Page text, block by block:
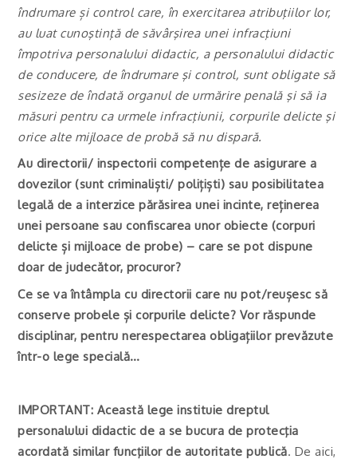
îndrumare și control care, în exercitarea atribuţiilor lor,
au luat cunoştinţă de săvârşirea unei infracţiuni
împotriva personalului didactic, a personalului didactic
de conducere, de îndrumare şi control, sunt obligate să
sesizeze de îndată organul de urmărire penală şi să ia
măsuri pentru ca urmele infracţiunii, corpurile delicte şi
orice alte mijloace de probă să nu dispară.
Au directorii/ inspectorii competențe de asigurare a
dovezilor (sunt criminaliști/ polițiști) sau posibilitatea
legală de a interzice părăsirea unei incinte, reținerea
unei persoane sau confiscarea unor obiecte (corpuri
delicte și mijloace de probe) – care se pot dispune
doar de judecător, procuror?
Ce se va întâmpla cu directorii care nu pot/reușesc să
conserve probele și corpurile delicte? Vor răspunde
disciplinar, pentru nerespectarea obligațiilor prevăzute
într-o lege specială…
IMPORTANT: Această lege instituie dreptul
personalului didactic de a se bucura de protecţia
acordată similar funcţiilor de autoritate publică. De aici,